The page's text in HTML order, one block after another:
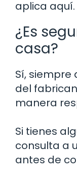
aplica aquí.
¿Es
casa?
Sí, siempre
del
manera
Si tienes
consulta a
antes de